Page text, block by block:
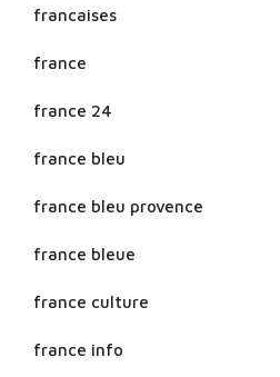
francaises
france
france 24
france bleu
france bleu provence
france bleue
france culture
france info